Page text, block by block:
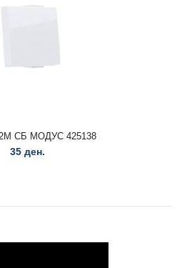
3Х16A 2P E.M. 615089
СБ МОДУС 425138
35 ден.